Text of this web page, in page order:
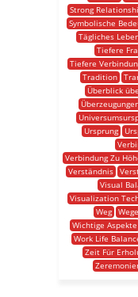
Strong
Symbolische
Tägliches
Tiefere
Tiefere
Tradition
Überblick
Ursprung
Verbindung Zu
Verständnis
Visual
Visualization
Weg Wege
Wichtige Aspekte
Work Life
Zeit Für